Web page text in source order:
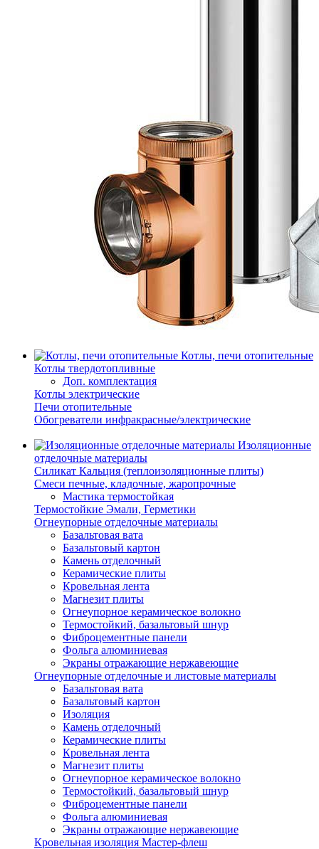
Котлы, печи отопительные
Котлы твердотопливные
Доп. комплектация
Котлы электрические
Печи отопительные
Обогреватели инфракрасные/электрические
Изоляционные
отделочные материалы
Силикат Кальция (теплоизоляционные плиты)
Смеси печные, кладочные, жаропрочные
Мастика термостойкая
Термостойкие Эмали, Герметики
Огнеупорные отделочные материалы
Базальтовая вата
Базальтовый картон
Камень отделочный
Керамические плиты
Кровельная лента
Магнезит плиты
Огнеупорное керамическое волокно
Термостойкий, базальтовый шнур
Фиброцементные панели
Фольга алюминиевая
Экраны отражающие нержавеющие
Огнеупорные отделочные и листовые материалы
Базальтовая вата
Базальтовый картон
Изоляция
Камень отделочный
Керамические плиты
Кровельная лента
Магнезит плиты
Огнеупорное керамическое волокно
Термостойкий, базальтовый шнур
Фиброцементные панели
Фольга алюминиевая
Экраны отражающие нержавеющие
Кровельная изоляция Мастер-флеш